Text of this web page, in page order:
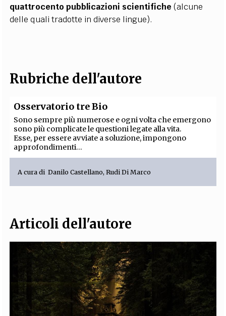
quattrocento pubblicazioni scientifiche (alcune
delle quali tradotte in diverse lingue).
Rubriche dell'autore
Osservatorio tre Bio
Sono sempre più numerose e ogni volta che emergono
sono più complicate le questioni legate alla vita.
Esse, per essere avviate a soluzione, impongono
approfondimenti...
A cura diDanilo Castellano,Rudi Di Marco
Articoli dell'autore